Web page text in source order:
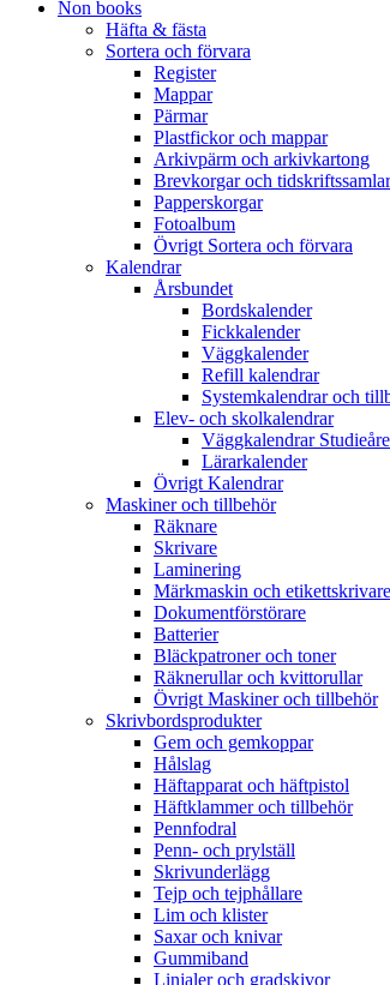
Non books
Häfta & fästa
Sortera och förvara
Register
Mappar
Pärmar
Plastfickor och mappar
Arkivpärm och arkivkartong
Brevkorgar och
Papperskorgar
Fotoalbum
Övrigt Sortera och förvara
Kalendrar
Årsbundet
Bordskalender
Fickkalender
Väggkalender
Refill kalendrar
Systemkalendrar och
Elev- och skolkalendrar
Väggkalendrar
Lärarkalender
Övrigt Kalendrar
Maskiner och tillbehör
Räknare
Skrivare
Laminering
Märkmaskin och etikettskrivare
Dokumentförstörare
Batterier
Bläckpatroner och toner
Räknerullar och kvittorullar
Övrigt Maskiner och tillbehör
Skrivbordsprodukter
Gem och gemkoppar
Hålslag
Häftapparat och häftpistol
Häftklammer och tillbehör
Pennfodral
Penn- och prylställ
Skrivunderlägg
Tejp och tejphållare
Lim och klister
Saxar och knivar
Gummiband
Linjaler och gradskivor